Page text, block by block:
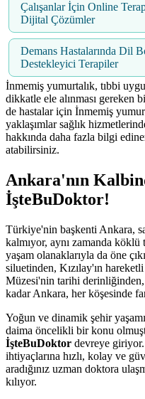
Çalışanlar İçin Online
Dijital Çözümler
Demans Hastalarında Dil
Destekleyici Terapiler
İnmemiş yumurtalık, tıbbi
dikkatle ele alınması gereken
de hastalar için İnmemiş
yaklaşımlar sağlık
hakkında daha fazla bilgi
atabilirsiniz.
Ankara'nın
İşteBuDoktor!
Türkiye'nin başkenti Ankara,
kalmıyor, aynı zamanda
yaşam olanaklarıyla da öne
siluetinden, Kızılay'ın
Müzesi'nin tarihi
kadar Ankara, her köşesinde
Yoğun ve dinamik şehir
daima öncelikli bir konu
İşteBuDoktor devreye giriyor.
ihtiyaçlarına hızlı, kolay ve
aradığınız uzman doktora
kılıyor.